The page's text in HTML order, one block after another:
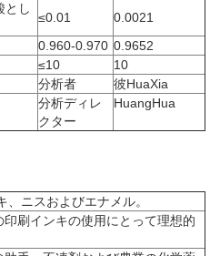
とし
≤0.01
0.0021
0.960-0.970 0.9652
≤10
10
分析者
彼HuaXia
分析ディレ
クター
HuangHua
、ニスおよびエナメル。
印刷インキの使用にとって理想的